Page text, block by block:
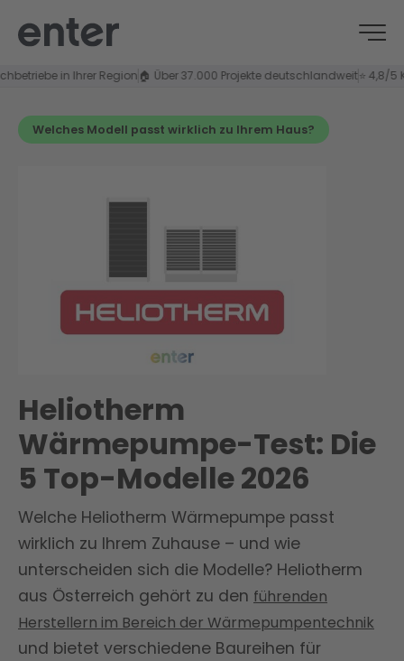
in Ihrer Region 🏠 Über 37.000 Projekte deutschlandweit⭐ 4,8/5
Welches Modell passt wirklich zu Ihrem Haus?
Heliotherm
Wärmepumpe-Test: Die
5 Top-Modelle 2026
Welche Heliotherm Wärmepumpe passt
wirklich zu Ihrem Zuhause – und wie
unterscheiden sich die Modelle? Heliotherm
aus Österreich gehört zu den führenden
Herstellern im Bereich der Wärmepumpentechnik
und bietet verschiedene Baureihen für